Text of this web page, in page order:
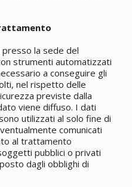
la sede del
strumenti automatizzati
a conseguire gli
nel rispetto delle
previste dalla
viene diffuso. I dati
utilizzati al solo fine di
comunicati
al trattamento
pubblici o privati
dagli obblighi di